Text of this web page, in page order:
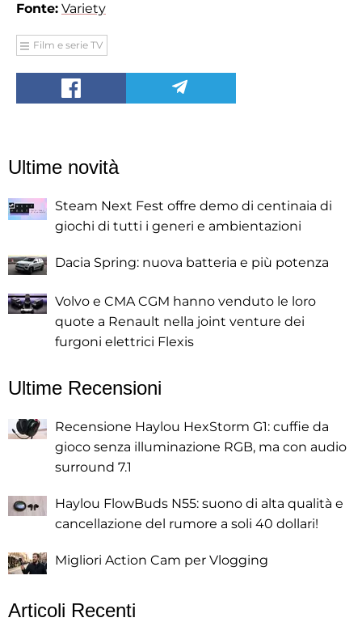
Fonte: Variety
Film e serie TV
Ultime novità
Steam Next Fest offre demo di centinaia di
giochi di tutti i generi e ambientazioni
Dacia Spring: nuova batteria e più potenza
Volvo e CMA CGM hanno venduto le loro
quote a Renault nella joint venture dei
furgoni elettrici Flexis
Ultime Recensioni
Recensione Haylou HexStorm G1: cuffie da
gioco senza illuminazione RGB, ma con audio
surround 7.1
Haylou FlowBuds N55: suono di alta qualità e
cancellazione del rumore a soli 40 dollari!
Migliori Action Cam per Vlogging
Articoli Recenti